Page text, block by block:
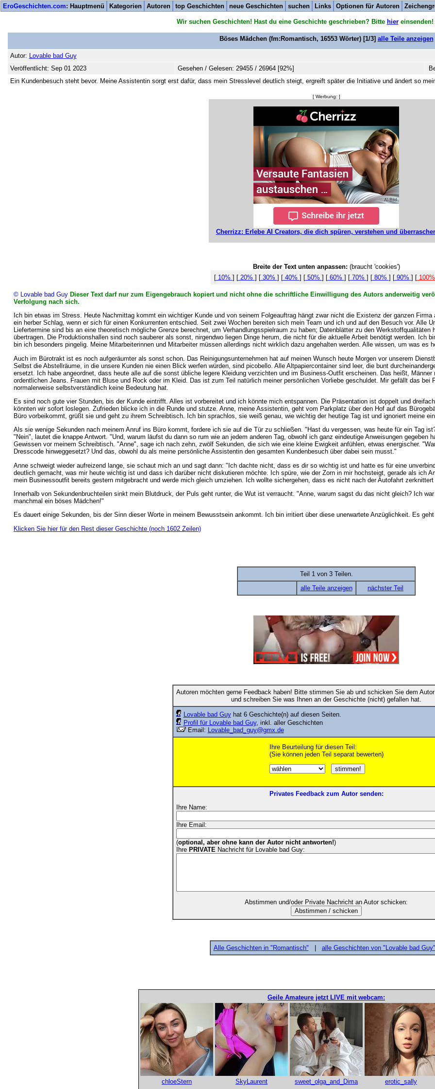
EroGeschichten.com: Hauptmenü Kategorien Autoren top Geschichten neue Geschichten suchen Links Optionen für Autoren
Wir suchen Geschichten! Hast du eine Geschichte geschrieben? Bitte hiereinsenden!
Böses Mädchen(fm:Romantisch, 16553Wörter) [1/3] alle Teile anzeigen
Autor: Lovable bad Guy
Veröffentlicht: Sep 01 2023
Gesehen / Gelesen: 29455 / 26964 [92%]
Ein Kundenbesuch steht bevor. Meine Assistentin sorgt erst dafür, dass mein Stresslevel deutlich steigt, ergreift später die Initiative und ändert so
[ Werbung: ]
Cherrizz: Erlebe AI Creators, die dich spüren, verstehen und
Breite der Text unten anpassen: (braucht 'cookies')
[10% ] [20% ] [30% ] [40% ] [50% ] [60% ] [70% ] [80% ] [90% ] [100%
© Lovable bad Guy Dieser Text darf nur zum Eigengebrauch kopiert und nicht ohne die schriftliche Einwilligung des Autors anderweitig
Verfolgung nach sich.
Ich bin etwas im Stress. Heute Nachmittag kommt ein wichtiger Kunde und von seinem Folgeauftrag hängt zwar nicht die Existenz der ganzen
ein herber Schlag, wenn er sich für einen Konkurrenten entschied. Seit zwei Wochen bereiten sich mein Team und ich und auf den Besuch vor. Alle
Liefertermine sind bis an eine theoretisch mögliche Grenze berechnet, um Verhandlungsspielraum zu haben; Datenblätter zu den
übertragen. Die Produktionshallen sind noch sauberer als sonst, nirgendwo liegen Dinge herum, die nicht für die aktuelle Arbeit benötigt werden. Ich
bin ich besonders pingelig. Meine Mitarbeiterinnen und Mitarbeiter müssen allerdings nicht wirklich dazu angehalten werden. Alle wissen, um was
Auch im Bürotrakt ist es noch aufgeräumter als sonst schon. Das Reinigungsunternehmen hat auf meinen Wunsch heute Morgen vor unserem
Selbst die Abstellräume, in die unsere Kunden nie einen Blick werfen würden, sind picobello. Alle Altpapiercontainer sind leer, die bunt
ersetzt. Ich habe angeordnet, dass heute alle auf die sonst übliche legere Kleidung verzichten und im Business-Outfit erscheinen. Das heißt,
ordentlichen Jeans. Frauen mit Bluse und Rock oder im Kleid. Das ist zum Teil natürlich meiner persönlichen Vorliebe geschuldet. Mir gefällt das
normalerweise selbstverständlich keine Bedeutung hat.
Es sind noch gute vier Stunden, bis der Kunde eintrifft. Alles ist vorbereitet und ich könnte mich entspannen. Die Präsentation ist doppelt und
könnten wir sofort loslegen. Zufrieden blicke ich in die Runde und stutze. Anne, meine Assistentin, geht vom Parkplatz über den Hof auf das
Büro vorbeikommt, grüßt sie und geht zu ihrem Schreibtisch. Ich bin sprachlos, sie weiß genau, wie wichtig der heutige Tag ist und ignoriert meine
Als sie wenige Sekunden nach meinem Anruf ins Büro kommt, fordere ich sie auf die Tür zu schließen. "Hast du vergessen, was heute für ein Tag
"Nein", lautet die knappe Antwort. "Und, warum läufst du dann so rum wie an jedem anderen Tag, obwohl ich ganz eindeutige Anweisungen gegeben
Gewissen vor meinem Schreibtisch. "Anne", sage ich nach zehn, zwölf Sekunden, die sich wie eine kleine Ewigkeit anfühlen, etwas energischer.
Dresscode hinweggesetzt? Und das, obwohl du als meine persönliche Assistentin den gesamten Kundenbesuch über dabei sein musst."
Anne schweigt wieder aufreizend lange, sie schaut mich an und sagt dann: "Ich dachte nicht, dass es dir so wichtig ist und hatte es für eine
deutlich gemacht, was mir heute wichtig ist und dass ich darüber nicht diskutieren möchte. Ich spüre, wie der Zorn in mir hochsteigt, gerade als ich
mein Businessoutfit bereits gestern mitgebracht und werde mich gleich umziehen. Ich wollte sichergehen, dass es nicht nach der Autofahrt
Innerhalb von Sekundenbruchteilen sinkt mein Blutdruck, der Puls geht runter, die Wut ist verraucht. "Anne, warum sagst du das nicht gleich? Ich
manchmal ein böses Mädchen!"
Es dauert einige Sekunden, bis der Sinn dieser Worte in meinem Bewusstsein ankommt. Ich bin irritiert über diese unerwartete Anzüglichkeit. Es
Klicken Sie hier für den Rest dieser Geschichte (noch 1602 Zeilen)
Teil 1 von 3 Teilen.
alle Teile anzeigen
nächster Teil
Autoren möchten gerne Feedback haben! Bitte stimmen Sie ab und schicken Sie dem
und schreiben Sie was Ihnen an der Geschichte (nicht) gefallen hat.
Lovable bad Guyhat 6 Geschichte(n) auf diesen Seiten.
Profil für Lovable bad Guy, inkl. aller Geschichten
Email:
Lovable_bad_guy@gmx.de
Ihre Beurteilung für diesen Teil:
(Sie können jeden Teil separat bewerten)
Privates Feedback zum Autor senden:
Ihre Name:
Ihre Email:
(optional, aber ohne kann der Autor nicht antworten!)
Ihre PRIVATENachricht für Lovable bad Guy:
Abstimmen und/oder Private Nachricht an Autor schicken:
Alle Geschichten in "Romantisch" | alle Geschichten von "Lovable bad Guy"
Geile Amateure jetzt LIVE mit webcam:
chloeStern SkyLaurent sweet_olga_and_Dima erotic_sally